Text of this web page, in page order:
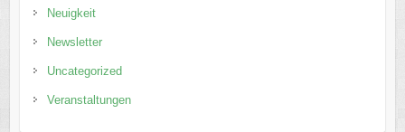
Neuigkeit
Newsletter
Uncategorized
Veranstaltungen